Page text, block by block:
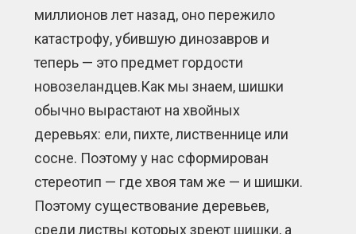
миллионов лет назад, оно пережило
катастрофу, убившую динозавров и
теперь — это предмет гордости
новозеландцев.Как мы знаем, шишки
обычно вырастают на хвойных
деревьях: ели, пихте, лиственнице или
сосне. Поэтому у нас сформирован
стереотип — где хвоя там же — и шишки.
Поэтому существование деревьев,
среди листвы которых зреют шишки, а